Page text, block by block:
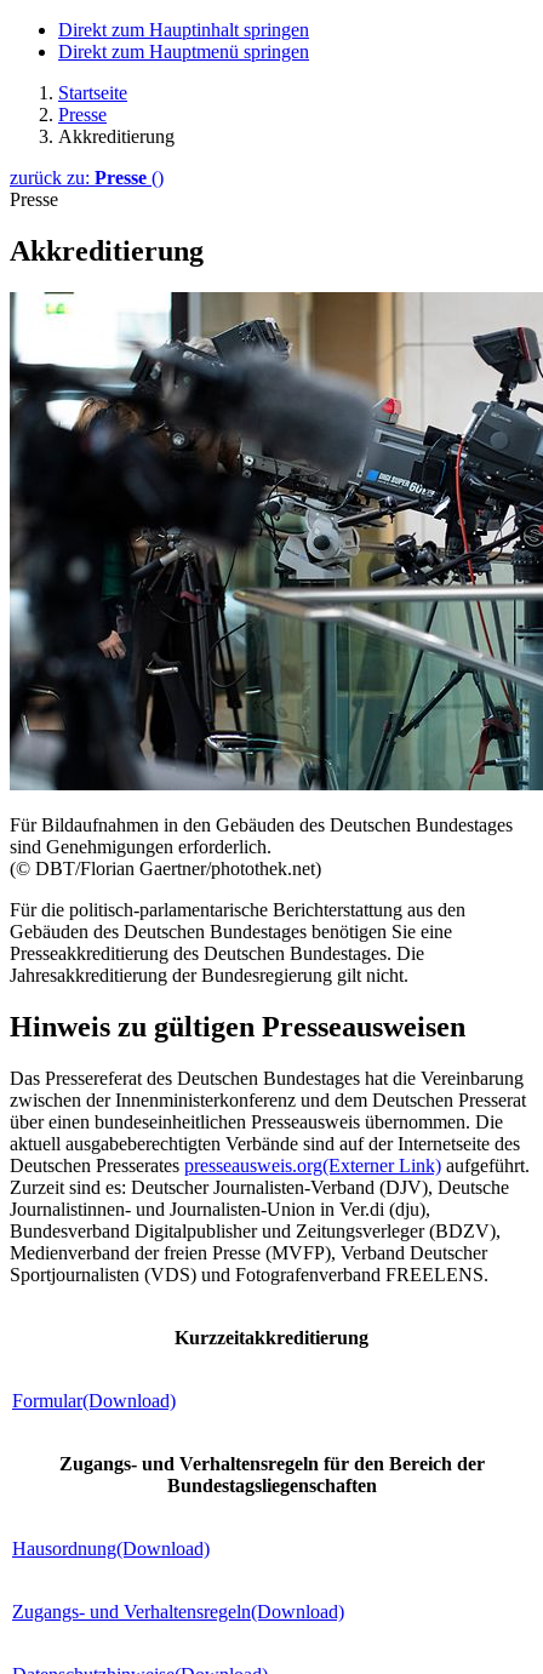
Direkt zum Hauptinhalt springen
Direkt zum Hauptmenü springen
Startseite
Presse
Akkreditierung
zurück zu: Presse ()
Presse
Akkreditierung
Für Bildaufnahmen in den Gebäuden des Deutschen Bundestages
sind Genehmigungen erforderlich.
(© DBT/Florian Gaertner/photothek.net)
Für die politisch-parlamentarische Berichterstattung aus den
Gebäuden des Deutschen Bundestages benötigen Sie eine
Presseakkreditierung des Deutschen Bundestages. Die
Jahresakkreditierung der Bundesregierung gilt nicht.
Hinweis zu gültigen Presseausweisen
Das Pressereferat des Deutschen Bundestages hat die Vereinbarung
zwischen der Innenministerkonferenz und dem Deutschen Presserat
über einen bundeseinheitlichen Presseausweis übernommen. Die
aktuell ausgabeberechtigten Verbände sind auf der Internetseite des
Deutschen Presserates presseausweis.org(Externer Link) aufgeführt.
Zurzeit sind es: Deutscher Journalisten-Verband (DJV), Deutsche
Journalistinnen- und Journalisten-Union in Ver.di (dju),
Bundesverband Digitalpublisher und Zeitungsverleger (BDZV),
Medienverband der freien Presse (MVFP), Verband Deutscher
Sportjournalisten (VDS) und Fotografenverband FREELENS.
Kurzzeitakkreditierung
Formular(Download)
Zugangs- und Verhaltensregeln für den Bereich der
Bundestagsliegenschaften
Hausordnung(Download)
Zugangs- und Verhaltensregeln(Download)